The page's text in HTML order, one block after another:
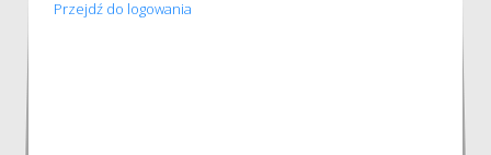
Przejdź do logowania